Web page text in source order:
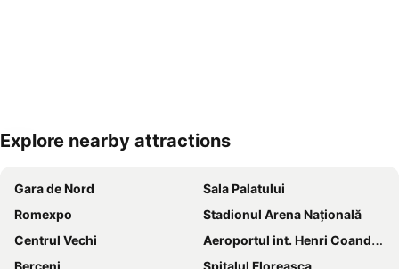
Explore nearby attractions
Gara de Nord
Sala Palatului
Romexpo
Stadionul Arena Naţională
Centrul Vechi
Aeroportul int. Henri Coandă București
Berceni
Spitalul Floreasca